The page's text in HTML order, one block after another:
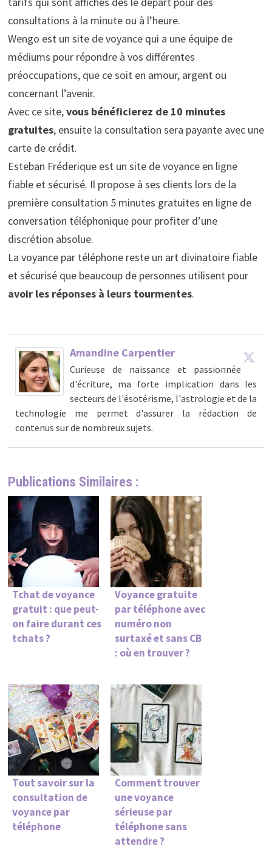
consultations à la minute ou à l’heure.
Wengo est un site de voyance qui a une équipe de
médiums pour répondre à vos différentes
préoccupations, que ce soit en amour, argent ou
concernant l’avenir.
Avec ce site,vous bénéficierez de 10 minutes
gratuites, ensuite la consultation sera payante avec une
carte de crédit.
Esteban Fréderique est un site de voyance en ligne
fiable et sécurisé. Il propose à ses clients lors de la
première consultation 5 minutes gratuites en ligne de
conversation téléphonique pour profiter d’une
discrétion absolue.
La voyance par téléphone reste un art divinatoire fiable
et sécurisé que beaucoup de personnes utilisent pour
avoir les réponses à leurs tourmentes.
Amandine Carpentier
Curieuse de naissance et passionnée
d'écriture, ma forte implication dans les
secteurs de l'ésotérisme, l'astrologie et de la
technologie me permet d'assurer la rédaction de
contenus sur de nombreux sujets.
Publications Similaires :
Tchat de voyance
gratuit : que peut-
on faire durant ces
tchats ?
Voyance gratuite
par téléphone avec
numéro non
surtaxé et sans CB
: où en trouver ?
Tout savoir sur la
consultation de
voyance par
téléphone
Comment trouver
une voyance
sérieuse par
téléphone sans
attendre ?